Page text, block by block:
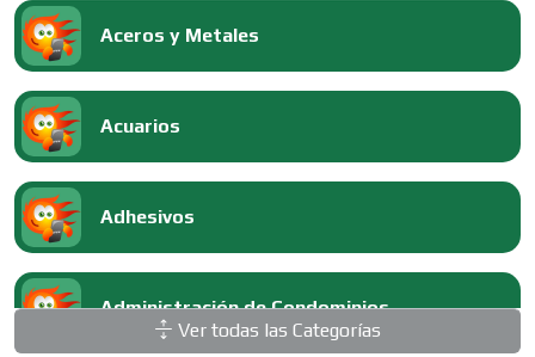
Aceros y Metales
Acuarios
Adhesivos
Administración de Condominios
Ver todas las Categorías